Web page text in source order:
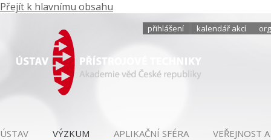
Přejít k hlavnímu obsahu
přihlášení kalendář akcí
ÚSTAV VÝZKUM APLIKAČNÍ SFÉRA
VEŘEJNOST